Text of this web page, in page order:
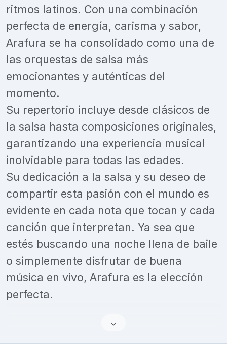
ritmos latinos. Con una combinación
perfecta de energía, carisma y sabor,
Arafura se ha consolidado como una de
las orquestas de salsa más
emocionantes y auténticas del
momento.
Su repertorio incluye desde clásicos de
la salsa hasta composiciones originales,
garantizando una experiencia musical
inolvidable para todas las edades.
Su dedicación a la salsa y su deseo de
compartir esta pasión con el mundo es
evidente en cada nota que tocan y cada
canción que interpretan. Ya sea que
estés buscando una noche llena de baile
o simplemente disfrutar de buena
música en vivo, Arafura es la elección
perfecta.